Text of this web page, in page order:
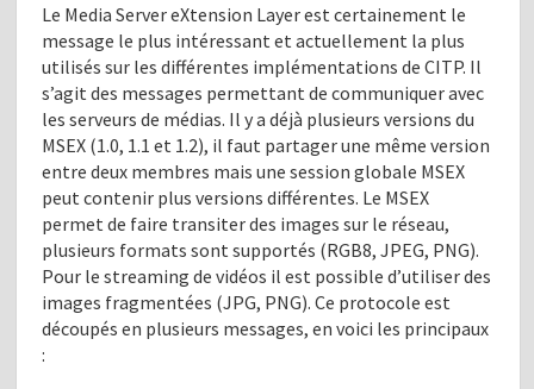
Le Media Server eXtension Layer est certainement le
message le plus intéressant et actuellement la plus
utilisés sur les différentes implémentations de CITP. Il
s’agit des messages permettant de communiquer avec
les serveurs de médias. Il y a déjà plusieurs versions du
MSEX (1.0, 1.1 et 1.2), il faut partager une même version
entre deux membres mais une session globale MSEX
peut contenir plus versions différentes. Le MSEX
permet de faire transiter des images sur le réseau,
plusieurs formats sont supportés (RGB8, JPEG, PNG).
Pour le streaming de vidéos il est possible d’utiliser des
images fragmentées (JPG, PNG). Ce protocole est
découpés en plusieurs messages, en voici les principaux
: